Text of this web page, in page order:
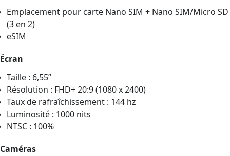
Emplacement pour carte Nano SIM + Nano SIM/Micro SD
(3 en 2)
eSIM
Écran
Taille : 6,55”
Résolution : FHD+ 20:9 (1080 x 2400)
Taux de rafraîchissement : 144 hz
Luminosité : 1000 nits
NTSC : 100%
Caméras